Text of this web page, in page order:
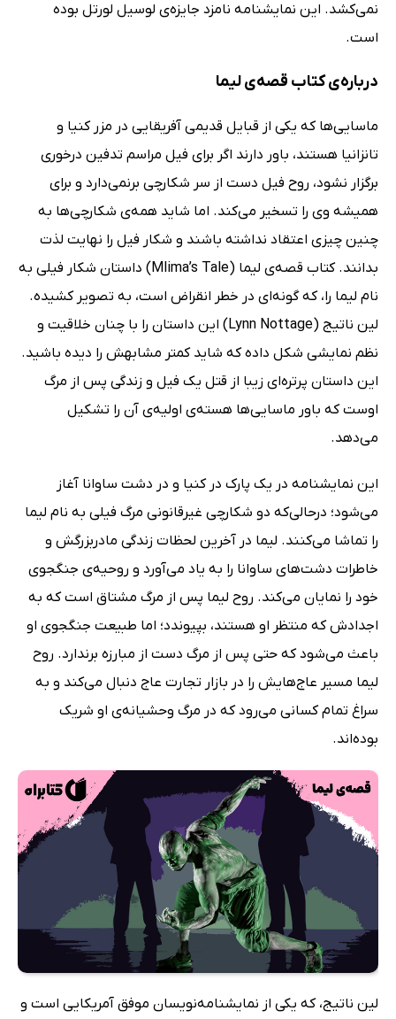
نمی‌کشد. این نمایشنامه نامزد جایزه‌ی لوسیل لورتل بوده
است.
درباره‌ی کتاب قصه‌ی لیما
ماسایی‌ها که یکی از قبایل قدیمی آفریقایی در مزر کنیا و
تانزانیا هستند، باور دارند اگر برای فیل مراسم تدفین درخوری
برگزار نشود، روح فیل دست از سر شکارچی برنمی‌دارد و برای
همیشه وی را تسخیر می‌کند. اما شاید همه‌ی شکارچی‌ها به
چنین چیزی اعتقاد نداشته باشند و شکار فیل را نهایت لذت
بدانند. کتاب قصه‌ی لیما (Mlima’s Tale) داستان شکار فیلی به
نام لیما را، که گونه‌ای در خطر انقراض‌ است، به تصویر کشیده.
لین ناتیج (Lynn Nottage) این داستان را با چنان خلاقیت و
نظم نمایشی شکل داده که شاید کمتر مشابهش را دیده باشید.
این داستان پرتره‌ای زیبا از قتل یک فیل و زندگی پس از مرگ
اوست که باور ماسایی‌ها هسته‌ی اولیه‌ی آن را تشکیل
می‌دهد.
این نمایشنامه در یک پارک در کنیا و در دشت ساوانا آغاز
می‌شود؛ درحالی‌که دو شکارچی غیرقانونی مرگ فیلی به نام لیما
را تماشا می‌کنند. لیما در آخرین لحظات زندگی مادربزرگش و
خاطرات دشت‌های ساوانا را به یاد می‌آورد و روحیه‌ی جنگجوی
خود را نمایان می‌کند. روح لیما پس از مرگ مشتاق است که به
اجدادش که منتظر او هستند، بپیوندد؛ اما طبیعت جنگجوی او
باعث می‌شود که حتی پس از مرگ دست از مبارزه برندارد. روح
لیما مسیر عاج‌هایش را در بازار تجارت عاج دنبال می‌کند و به
سراغ تمام کسانی می‌رود که در مرگ وحشیانه‌ی او شریک
بوده‌اند.
لین ناتیج، که یکی از نمایشنامه‌نویسان موفق آمریکایی است و